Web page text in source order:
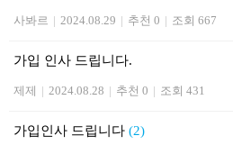
사봐르 | 2024.08.29 | 추천 0 | 조회 667
가입 인사 드립니다.
제제 | 2024.08.28 | 추천 0 | 조회 431
가입인사 드립니다 (2)